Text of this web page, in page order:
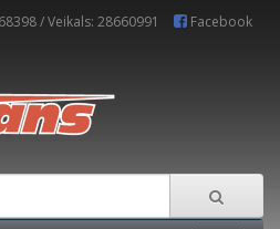
/ Veikals: 28660991 Facebook